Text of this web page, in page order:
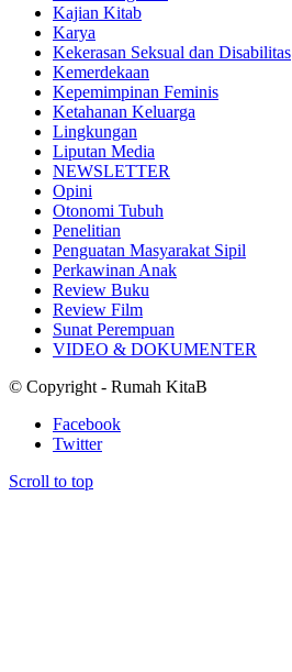
Kajian Kitab
Karya
Kekerasan Seksual dan Disabilitas
Kemerdekaan
Kepemimpinan Feminis
Ketahanan Keluarga
Lingkungan
Liputan Media
NEWSLETTER
Opini
Otonomi Tubuh
Penelitian
Penguatan Masyarakat Sipil
Perkawinan Anak
Review Buku
Review Film
Sunat Perempuan
VIDEO & DOKUMENTER
© Copyright - Rumah KitaB
Facebook
Twitter
Scroll to top